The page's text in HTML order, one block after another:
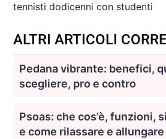
tennisti dodicenni con studenti
ALTRI ARTICOLI
Pedana vibrante: benefici,
scegliere, pro e contro
Psoas: che cos’è, funzioni,
e come rilassare e